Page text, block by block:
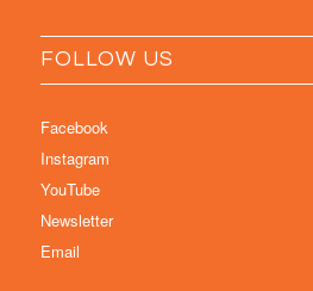
FOLLOW US
Facebook
Instagram
YouTube
Newsletter
Email